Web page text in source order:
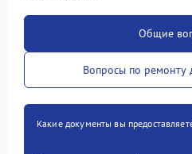
Общие
Вопросы по
Какие документы вы